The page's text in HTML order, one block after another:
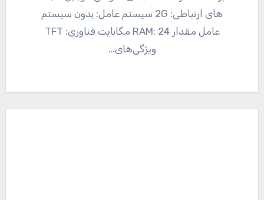
های ارتباطی: 2G سیستم عامل: بدون سیستم
عامل مقدار RAM: 24 مگابایت فناوری: TFT
ویژگی‌های…